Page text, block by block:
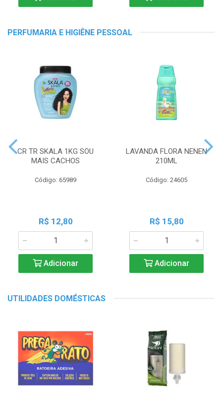
PERFUMARIA E HIGIÊNE PESSOAL
CR TR SKALA 1KG SOU
MAIS CACHOS
Código: 65989
R$ 12,80
Adicionar
LAVANDA FLORA NENEN
210ML
Código: 24605
R$ 15,80
Adicionar
UTILIDADES DOMÉSTICAS